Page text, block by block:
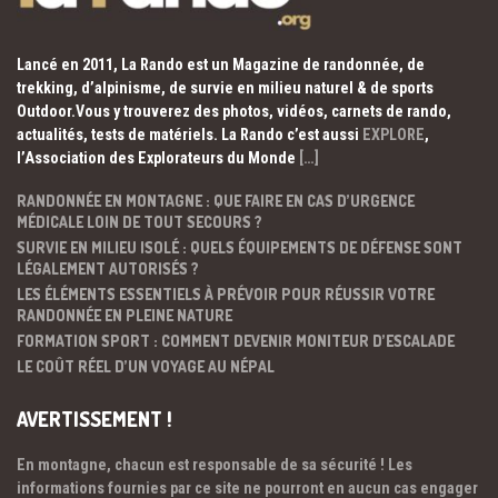
Lancé en 2011, La Rando est un Magazine de randonnée, de
trekking, d’alpinisme, de survie en milieu naturel & de sports
Outdoor.Vous y trouverez des photos, vidéos, carnets de rando,
actualités, tests de matériels. La Rando c’est aussi EXPLORE,
l’Association des Explorateurs du Monde […]
RANDONNÉE EN MONTAGNE : QUE FAIRE EN CAS D’URGENCE
MÉDICALE LOIN DE TOUT SECOURS ?
SURVIE EN MILIEU ISOLÉ : QUELS ÉQUIPEMENTS DE DÉFENSE SONT
LÉGALEMENT AUTORISÉS ?
LES ÉLÉMENTS ESSENTIELS À PRÉVOIR POUR RÉUSSIR VOTRE
RANDONNÉE EN PLEINE NATURE
FORMATION SPORT : COMMENT DEVENIR MONITEUR D’ESCALADE
LE COÛT RÉEL D’UN VOYAGE AU NÉPAL
AVERTISSEMENT !
En montagne, chacun est responsable de sa sécurité ! Les
informations fournies par ce site ne pourront en aucun cas engager